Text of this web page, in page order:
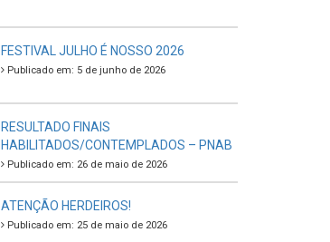
FESTIVAL JULHO É NOSSO 2026
Publicado em: 5 de junho de 2026
RESULTADO FINAIS
HABILITADOS/CONTEMPLADOS – PNAB
Publicado em: 26 de maio de 2026
ATENÇÃO HERDEIROS!
Publicado em: 25 de maio de 2026